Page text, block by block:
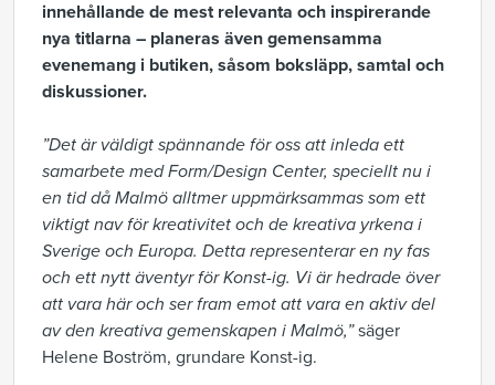
innehållande de mest relevanta och inspirerande
nya titlarna – planeras även gemensamma
evenemang i butiken, såsom boksläpp, samtal och
diskussioner.
”Det är väldigt spännande för oss att inleda ett
samarbete med Form/Design Center, speciellt nu i
en tid då Malmö alltmer uppmärksammas som ett
viktigt nav för kreativitet och de kreativa yrkena i
Sverige och Europa. Detta representerar en ny fas
och ett nytt äventyr för Konst-ig. Vi är hedrade över
att vara här och ser fram emot att vara en aktiv del
av den kreativa gemenskapen i Malmö,”säger
Helene Boström, grundare Konst-ig.